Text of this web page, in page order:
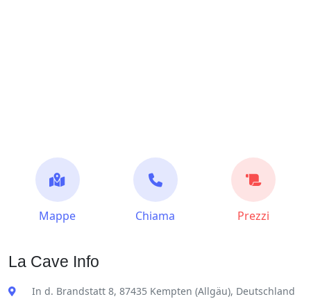
Mappe Chiama Prezzi
La Cave Info
In d. Brandstatt 8, 87435 Kempten (Allgäu), Deutschland